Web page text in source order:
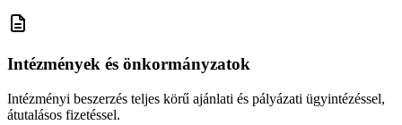
Intézmények és önkormányzatok
Intézményi beszerzés teljes körű ajánlati és pályázati ügyintézéssel,
átutalásos fizetéssel.